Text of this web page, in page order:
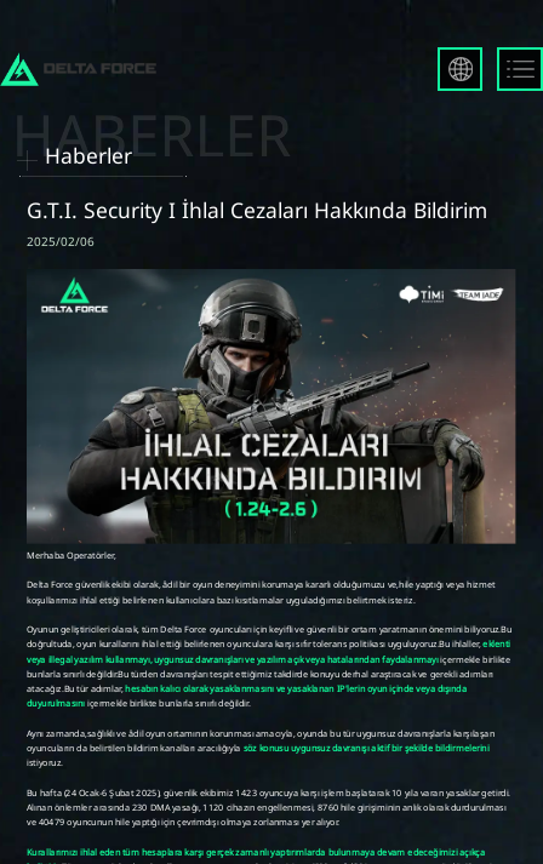
繁體中文
한국어
日本語
Türkçe
Haberler
G.T.I. Security I İhlal Cezaları Hakkında Bildirim
2025/02/06